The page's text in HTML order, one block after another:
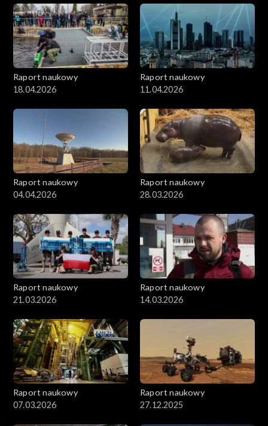
Raport naukowy
18.04.2026
Raport naukowy
11.04.2026
Raport naukowy
04.04.2026
Raport naukowy
28.03.2026
Raport naukowy
21.03.2026
Raport naukowy
14.03.2026
Raport naukowy
07.03.2026
Raport naukowy
27.12.2025